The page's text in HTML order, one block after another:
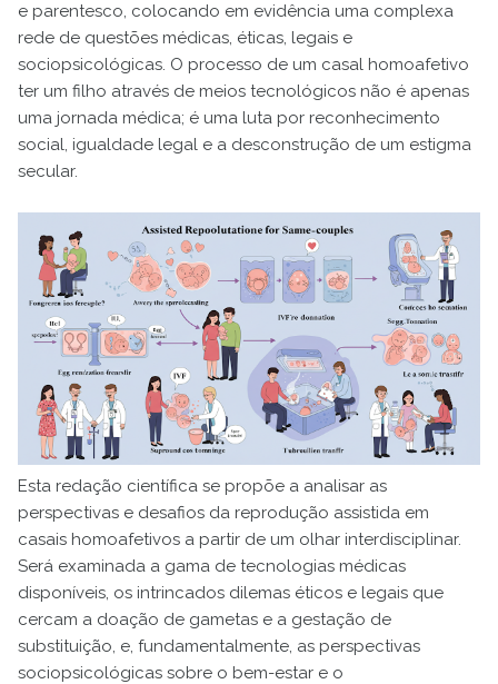
e parentesco, colocando em evidência uma complexa
rede de questões médicas, éticas, legais e
sociopsicológicas. O processo de um casal homoafetivo
ter um filho através de meios tecnológicos não é apenas
uma jornada médica; é uma luta por reconhecimento
social, igualdade legal e a desconstrução de um estigma
secular.
Esta redação científica se propõe a analisar as
perspectivas e desafios da reprodução assistida em
casais homoafetivos a partir de um olhar interdisciplinar.
Será examinada a gama de tecnologias médicas
disponíveis, os intrincados dilemas éticos e legais que
cercam a doação de gametas e a gestação de
substituição, e, fundamentalmente, as perspectivas
sociopsicológicas sobre o bem-estar e o